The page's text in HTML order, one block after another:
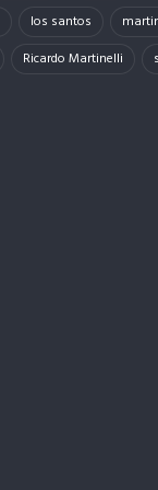
los santos
Ricardo Martinelli